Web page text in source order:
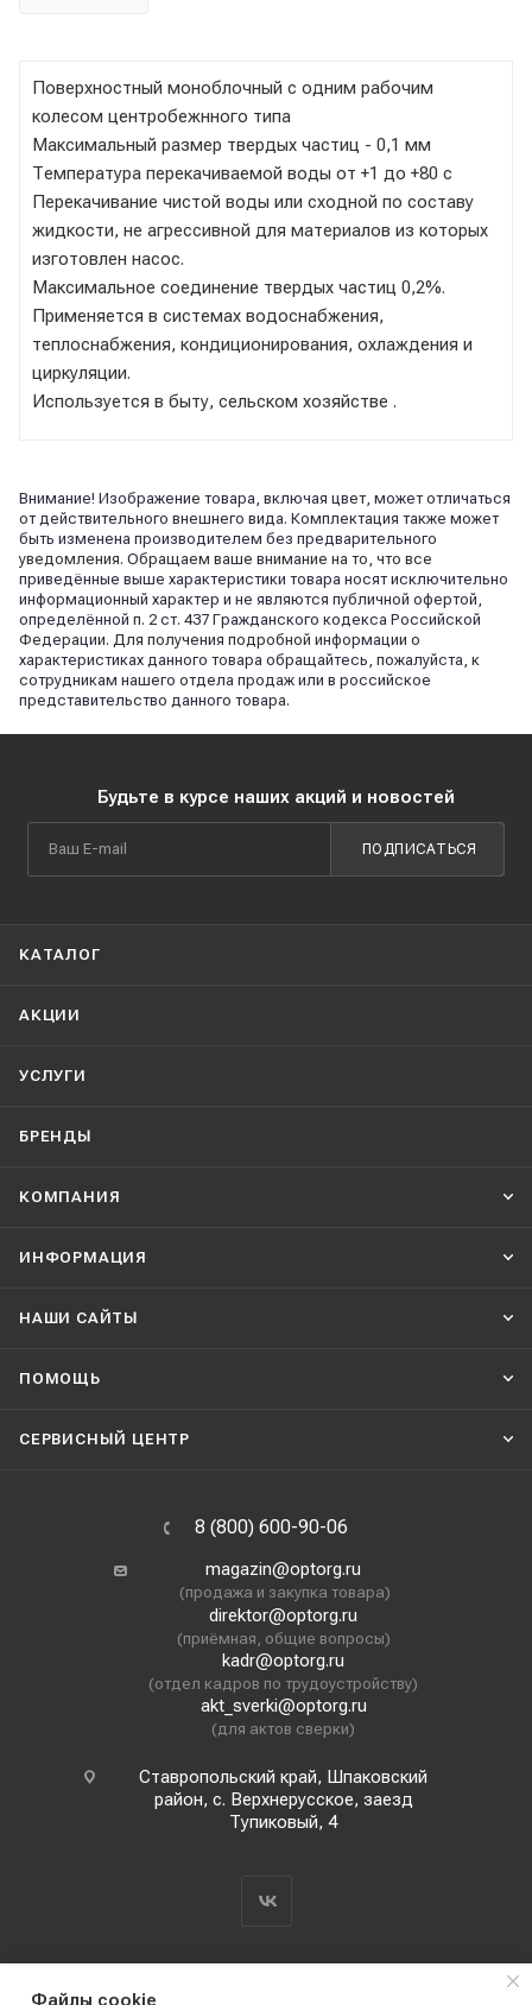
Поверхностный моноблочный с одним рабочим
колесом центробежнного типа
Максимальный размер твердых частиц - 0,1 мм
Температура перекачиваемой воды от +1 до +80 с
Перекачивание чистой воды или сходной по составу
жидкости, не агрессивной для материалов из которых
изготовлен насос.
Максимальное соединение твердых частиц 0,2%.
Применяется в системах водоснабжения,
теплоснабжения, кондиционирования, охлаждения и
циркуляции.
Используется в быту, сельском хозяйстве .
Внимание! Изображение товара, включая цвет, может отличаться
от действительного внешнего вида. Комплектация также может
быть изменена производителем без предварительного
уведомления. Обращаем ваше внимание на то, что все
приведённые выше характеристики товара носят исключительно
информационный характер и не являются публичной офертой,
определённой п. 2 ст. 437 Гражданского кодекса Российской
Федерации. Для получения подробной информации о
характеристиках данного товара обращайтесь, пожалуйста, к
сотрудникам нашего отдела продаж или в российское
представительство данного товара.
Будьте в курсе наших акций и новостей
ПОДПИСАТЬСЯ
КАТАЛОГ
АКЦИИ
УСЛУГИ
БРЕНДЫ
КОМПАНИЯ
ИНФОРМАЦИЯ
НАШИ CАЙТЫ
ПОМОЩЬ
СЕРВИСНЫЙ ЦЕНТР
8 (800) 600-90-06
magazin@optorg.ru
(продажа и закупка товара)
direktor@optorg.ru
(приёмная, общие вопросы)
kadr@optorg.ru
(отдел кадров по трудоустройству)
akt_sverki@optorg.ru
(для актов сверки)
Ставропольский край, Шпаковский
район, с. Верхнерусское, заезд
Тупиковый, 4
Файлы cookie